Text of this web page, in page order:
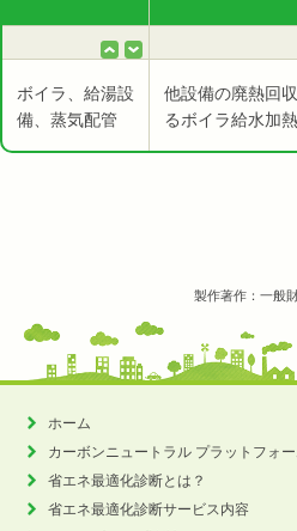
ボイラ、給湯設
備、蒸気配管
他設備の廃熱回
るボイラ給水加熱
製作著作：一般
ホーム
カーボンニュートラル プラットフォ
省エネ最適化診断とは？
省エネ最適化診断サービス内容